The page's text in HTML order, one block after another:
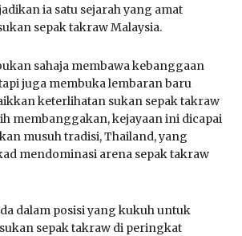
ia satu sejarah yang amat
sepak takraw Malaysia.
sahaja membawa kebanggaan
juga membuka lembaran baru
keterlihatan sukan sepak takraw
membanggakan, kejayaan ini dicapai
musuh tradisi, Thailand, yang
mendominasi arena sepak takraw
dalam posisi yang kukuh untuk
sepak takraw di peringkat